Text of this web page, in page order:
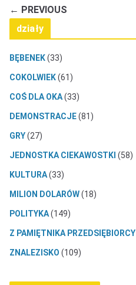
← PREVIOUS
działy
BĘBENEK(33)
COKOLWIEK(61)
COŚ DLA OKA(33)
DEMONSTRACJE(81)
GRY(27)
JEDNOSTKA CIEKAWOSTKI (58)
KULTURA(33)
MILION DOLARÓW(18)
POLITYKA(149)
Z PAMIĘTNIKA PRZEDSIĘBIORCY
ZNALEZISKO (109)